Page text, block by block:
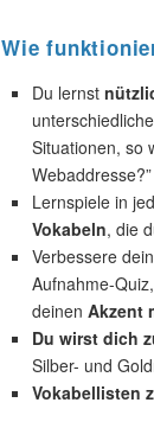
Wie
Du lernst
Situationen, so
Webaddresse?”
Lernspiele in
Vokabeln, die
Verbessere
Aufnahme-
deinen Akzent
Du wirst dich
Silber- und
Vokabellisten